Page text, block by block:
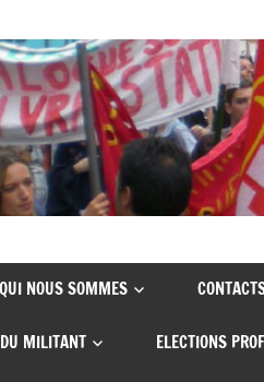
QUI NOUS SOMMES
MILITANT ELECTIONS